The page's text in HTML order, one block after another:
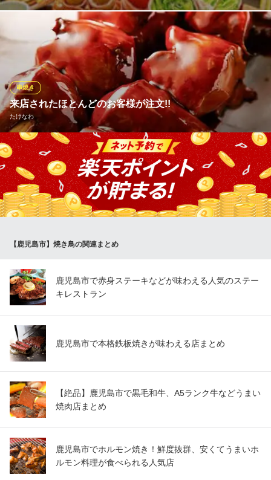
焼鳥 銀次
焼鳥 居酒屋
鹿児島市電（系統1）騎射場駅 徒歩3分
鹿児島県鹿児島市荒田2-45-11 パークサイドM1F
当店自慢の野菜巻き串は、オーダー率95％を超える大人気メニュ
ー！上質な鹿児島県産黒豚バラ肉を使用し、旬の鮮菜を一つずつ
丁寧に手包み。栄養満点でヘルシーなため、女性のお客様にも罪
悪感なくお愉しみいただける逸品。炭火が香るジューシーな肉汁
と、素材本来の風味を心ゆくまでご堪能ください。
完全個室居酒屋 炭火串焼きと季節料理 四季家（しきや）天
文館店
鹿児島逸品揃いの居酒屋
鹿児島市電（系統1）天文館通駅 徒歩2分
鹿児島県鹿児島市東千石町1-26 フォリス観光ビル天文館7F
来店されたほとんどのお客様が注文!!
たけなわ
串焼き
来店されたほとんどのお客様からご注文いただく串焼きのレバー
火を入れすぎず、トロトロの食感で焼き上げます 当店のレバー串
は鶏一羽分を串に打ってご提供 一本120-でご用意
たけなわ
鹿児島県鹿児島市千日町2-3 cocoビル1F
【鹿児島市】焼き鳥の関連まとめ
鹿児島市で赤身ステーキなどが味わえる人気のステー
キレストラン
鹿児島市で本格鉄板焼きが味わえる店まとめ
【絶品】鹿児島市で黒毛和牛、A5ランク牛などうまい
焼肉店まとめ
鹿児島市でホルモン焼き！鮮度抜群、安くてうまいホ
ルモン料理が食べられる人気店